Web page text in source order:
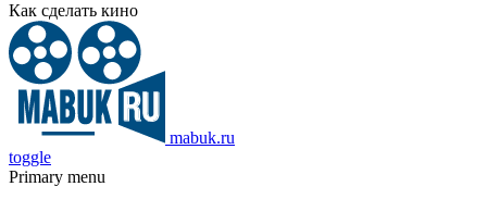
Как сделать кино
mabuk.ru
toggle
Primary menu